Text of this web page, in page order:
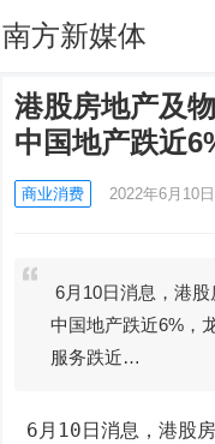
南方新媒体
港股房地产及
中国地产跌近
商业消费 2022年6月10
6月10日消息，港
中国地产跌近6%，
服务跌近…
6月10日消息，港股